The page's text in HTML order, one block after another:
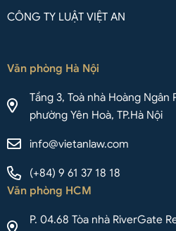
CÔNG TY LUẬT VIỆT AN
Văn phòng Hà Nội
Tầng 3, Toà nhà Hoàng Ngân
phường Yên Hoà, TP.Hà Nội
info@vietanlaw.com
(+84) 9 61 37 18 18
Văn phòng HCM
P. 04.68 Tòa nhà RiverGate